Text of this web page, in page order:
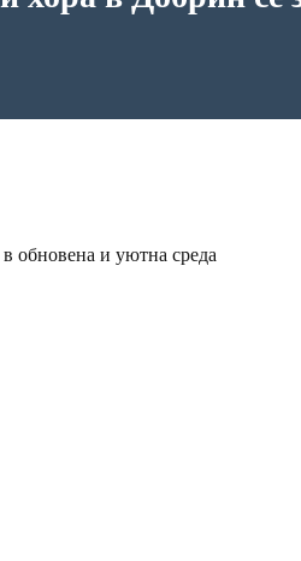
обновена и уютна среда